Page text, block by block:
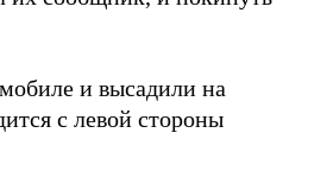
и высадили на
с левой стороны